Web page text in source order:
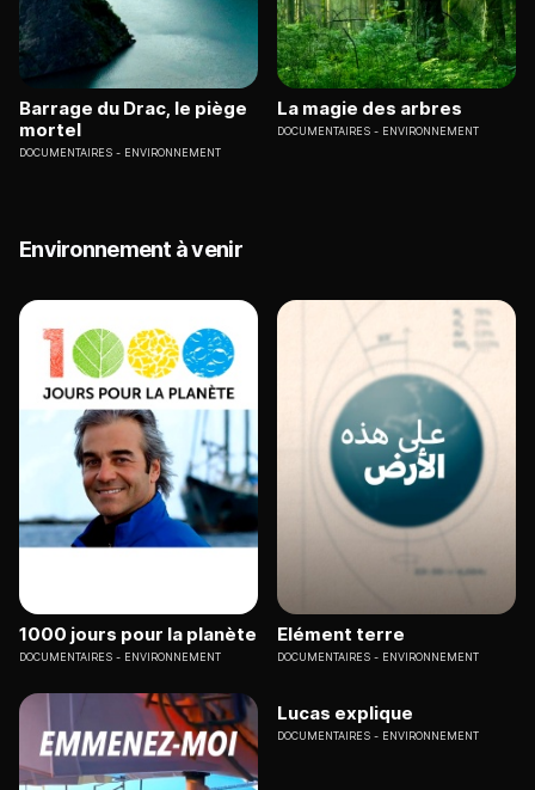
Barrage du Drac, le piège
mortel
DOCUMENTAIRES ENVIRONNEMENT
La magie des arbres
DOCUMENTAIRES ENVIRONNEMENT
Environnement à venir
1000 jours pour la planète
DOCUMENTAIRES ENVIRONNEMENT
Elément terre
DOCUMENTAIRES ENVIRONNEMENT
Lucas explique
DOCUMENTAIRES ENVIRONNEMENT